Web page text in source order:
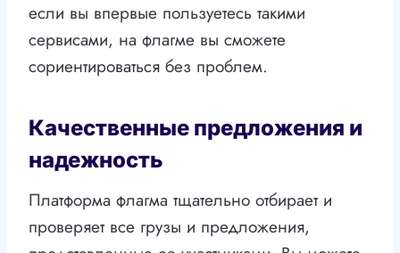
если вы впервые пользуетесь такими
сервисами, на флагме вы сможете
сориентироваться без проблем.
Качественные предложения и
надежность
Платформа флагма тщательно отбирает и
проверяет все грузы и предложения,